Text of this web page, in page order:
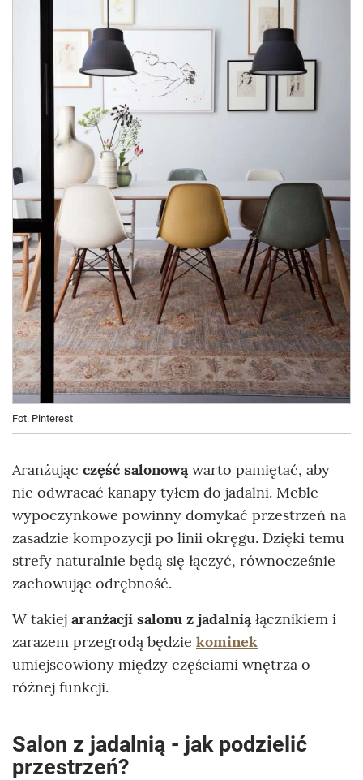
Fot. Pinterest
Aranżując część salonowąwarto pamiętać, aby
nie odwracać kanapy tyłem do jadalni. Meble
wypoczynkowe powinny domykać przestrzeń na
zasadzie kompozycji po linii okręgu. Dzięki temu
strefy naturalnie będą się łączyć, równocześnie
zachowując odrębność.
W takiej aranżacji salonu z jadalniąłącznikiem i
zarazem przegrodą będzie kominek
umiejscowiony między częściami wnętrza o
różnej funkcji.
Salon z jadalnią - jak podzielić
przestrzeń?